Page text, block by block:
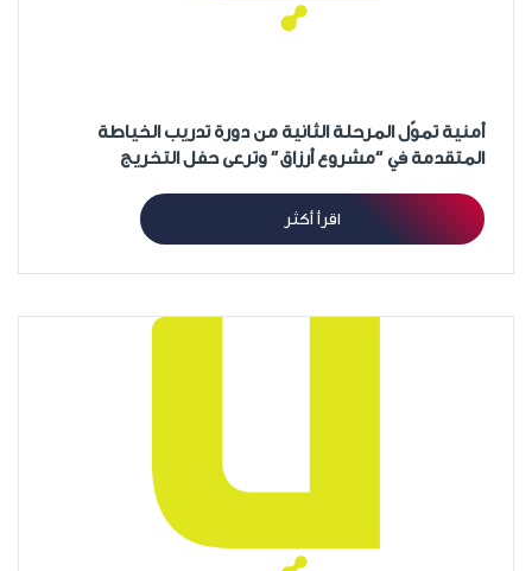
أمنية تموّل المرحلة الثانية من دورة تدريب الخياطة
المتقدمة في “مشروع أرزاق” وترعى حفل التخريج
اقرأ أكثر